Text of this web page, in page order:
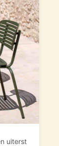
uiterst